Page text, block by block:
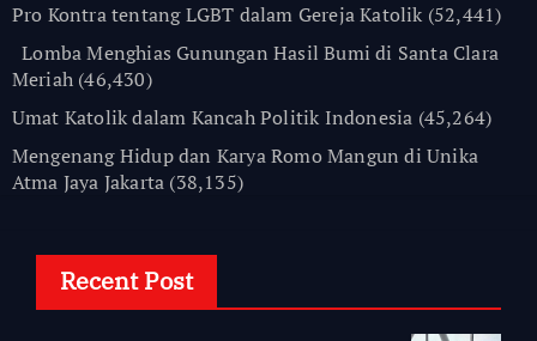
Pro Kontra tentang LGBT dalam Gereja Katolik (52,441)
Lomba Menghias Gunungan Hasil Bumi di Santa Clara
Meriah (46,430)
Umat Katolik dalam Kancah Politik Indonesia (45,264)
Mengenang Hidup dan Karya Romo Mangun di Unika
Atma Jaya Jakarta (38,135)
Recent Post